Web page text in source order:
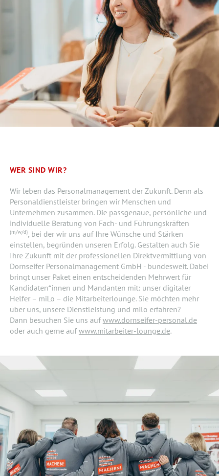
WER SIND WIR?
Wir leben das Personalmanagement der Zukunft. Denn als
Personaldienstleister bringen wir Menschen und
Unternehmen zusammen. Die passgenaue, persönliche und
individuelle Beratung von Fach- und Führungskräften
(m/w/d), bei der wir uns auf Ihre Wünsche und Stärken
einstellen, begründen unseren Erfolg. Gestalten auch Sie
Ihre Zukunft mit der professionellen Direktvermittlung von
Dornseifer Personalmanagement GmbH - bundesweit. Dabei
bringt unser Paket einen entscheidenden Mehrwert für
Kandidaten*innen und Mandanten mit: unser digitaler
Helfer – miLo – die Mitarbeiterlounge. Sie möchten mehr
über uns, unsere Dienstleistung und milo erfahren?
Dann besuchen Sie uns aufwww.dornseifer-personal.de
oder auch gerne aufwww.mitarbeiter-lounge.de.